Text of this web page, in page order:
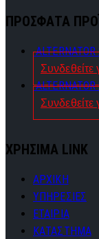
ΠΡΟΣΦΑΤΑ
Συνδεθείτε
Συνδεθείτε
ΧΡΗΣΙΜΑ LINK
ΑΡΧΙΚΗ
ΥΠΗΡΕΣΙΕΣ
ΕΤΑΙΡΙΑ
ΚΑΤΑΣΤΗΜΑ